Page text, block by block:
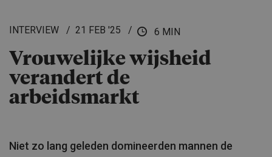
ZOEKEN
INTERVIEW 21 FEB '25 6 MIN
Vrouwelijke wijsheid
verandert de
arbeidsmarkt
Niet zo lang geleden domineerden mannen de